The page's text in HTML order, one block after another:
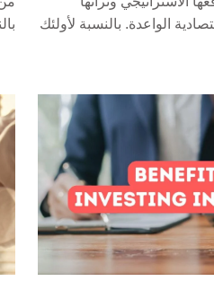
الواعدة. بالنسبة لأولئك